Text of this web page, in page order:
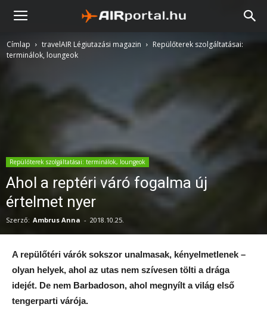
Címlap travelAIR Légiutazási magazin
Repülőterek szolgáltatásai:
terminálok, loungeok
Repülőterek szolgáltatásai: terminálok, loungeok
Ahol a reptéri váró fogalma új
értelmet nyer
Szerző: Ambrus Anna - 2018.10.25.
A repülőtéri várók sokszor unalmasak, kényelmetlenek –
olyan helyek, ahol az utas nem szívesen tölti a drága
idejét. De nem Barbadoson, ahol megnyílt a világ első
tengerparti várója.